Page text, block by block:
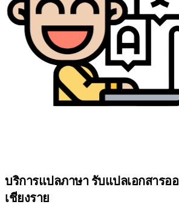
บริการแปลภาษา รับแปลเอกสารอ
เชียงราย